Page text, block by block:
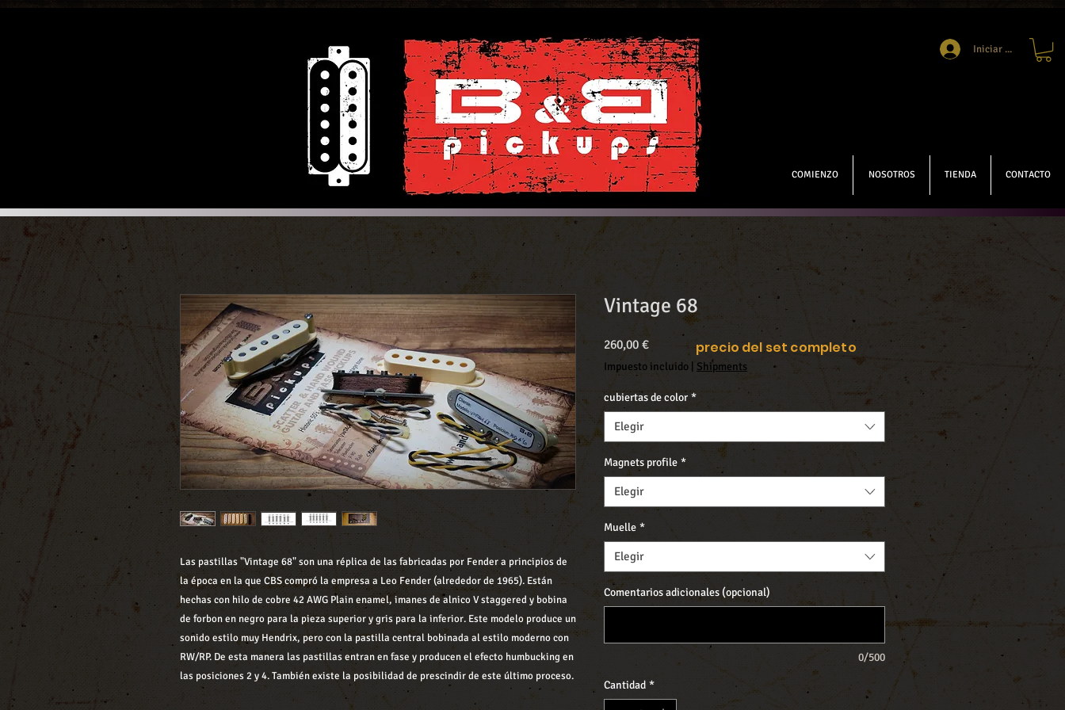
COMIENZO NOSOTROS TIENDA CONTACTO
Iniciar sesión
Las pastillas"Vintage 68"son una réplica de las fabricadas por Fender a principios de
la época en la que CBS compró la empresa a Leo Fender (alrededor de 1965). Están
hechas con hilo de cobre 42 AWG Plain enamel, imanes de alnico V staggered y bobina
de forbon en negro para la pieza superior y gris para la inferior. Este modelo produce un
sonido estilo muy Hendrix, pero con la pastilla central bobinada al estilo moderno con
RW/RP. De esta manera las pastillas entran en fase y producen el efecto humbucking en
las posiciones 2 y 4. También existe la posibilidad de prescindir de este último proceso.
Vintage 68
260,00 €Precio
Impuesto incluido Shipments
cubiertas de color *
Elegir
Magnets profile *
Elegir
Muelle *
Elegir
Comentarios adicionales (opcional)
0/500
Cantidad *
precio del set completo